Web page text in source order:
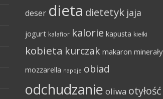
deser dieta dietetyk jaja
jogurt kalafior kalorie kapusta kiełki
kobieta kurczak makaron minerały
mozzarella napoje obiad
odchudzanie oliwa otyłość